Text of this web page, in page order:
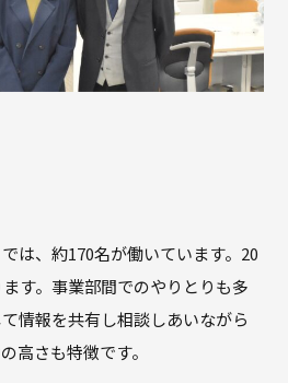
は、約170名が働いています。20
す。事業部間でのやりとりも多
情報を共有し相談しあいながら
高さも特徴です。